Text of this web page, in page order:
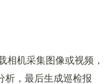
机采集图像或视频，
析，最后生成巡检报